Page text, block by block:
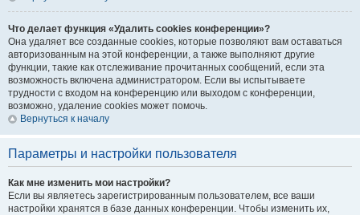
Что делает функция «Удалить cookies конференции»?
Она удаляет все созданные cookies, которые позволяют вам оставаться
авторизованным на этой конференции, а также выполняют другие
функции, такие как отслеживание прочитанных сообщений, если эта
возможность включена администратором. Если вы испытываете
трудности с входом на конференцию или выходом с конференции,
возможно, удаление cookies может помочь.
Вернуться к началу
Параметры и настройки пользователя
Как мне изменить мои настройки?
Если вы являетесь зарегистрированным пользователем, все ваши
настройки хранятся в базе данных конференции. Чтобы изменить их,